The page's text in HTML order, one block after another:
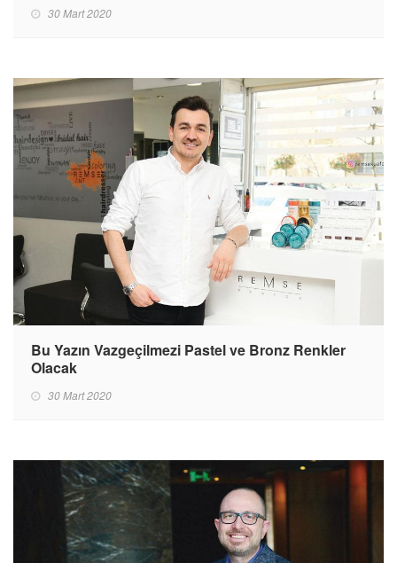
30 Mart 2020
Bu Yazın Vazgeçilmezi Pastel ve Bronz Renkler
Olacak
30 Mart 2020